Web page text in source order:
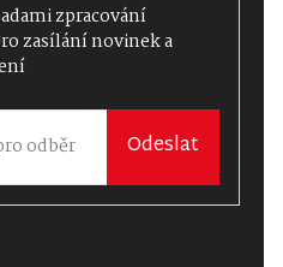
zpracování
zasílání novinek a
Odeslat